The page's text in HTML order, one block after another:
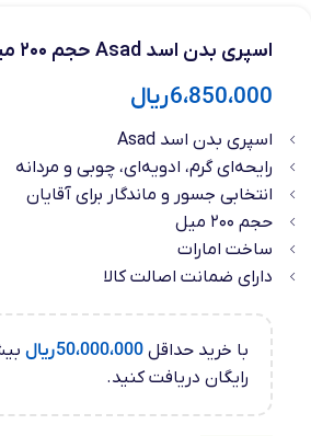
اسپری بدن اسد Asad حجم ۲۰۰ میل اورجینال
6،850،000ریال
اسپری بدن اسد Asad
رایحه‌ای گرم، ادویه‌ای، چوبی و مردانه
انتخابی جسور و ماندگار برای آقایان
حجم ۲۰۰ میل
ساخت امارات
دارای ضمانت اصالت کالا
با خرید حداقل 50،000،000ریال
رایگان دریافت کنید.